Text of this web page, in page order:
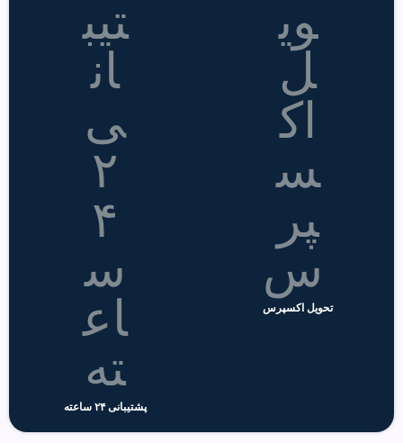
تحویل اکسپرس
پشتیبانی ۲۴ ساعته